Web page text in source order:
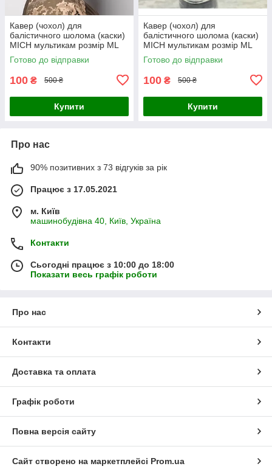
Кавер (чохол) для
балістичного шолома (каски)
MICH мультикам розмір МL
Готово до відправки
100 ₴ 500 ₴
Купити
Кавер (чохол) для
балістичного шолома (каски)
MICH мультикам розмір МL
Готово до відправки
100 ₴ 500 ₴
Купити
Про нас
90% позитивних з 73 відгуків за рік
Працює з 17.05.2021
м. Київ
машинобудівна 40, Київ, Україна
Контакти
Сьогодні працює з 10:00 до 18:00
Показати весь графік роботи
Про нас
Контакти
Доставка та оплата
Графік роботи
Повна версія сайту
Сайт створено на маркетплейсі Prom.ua